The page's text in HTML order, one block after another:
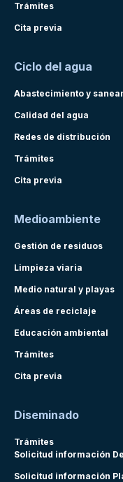
Trámites
Cita previa
Ciclo del agua
Abastecimiento y
Calidad del agua
Redes de distribución
Trámites
Cita previa
Medioambiente
Gestión de residuos
Limpieza viaria
Medio natural y playas
Áreas de reciclaje
Educación ambiental
Trámites
Cita previa
Diseminado
Trámites
Solicitud información
Solicitud información